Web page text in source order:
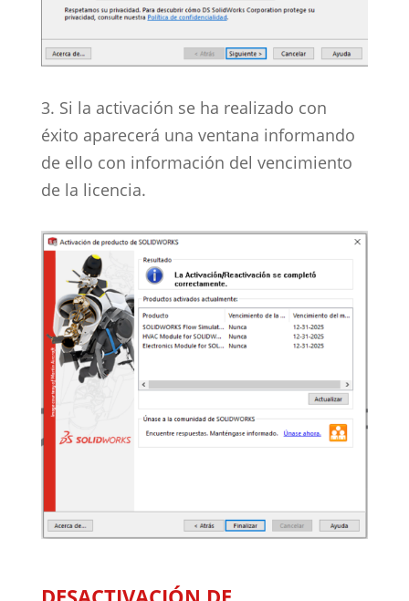
3. Si la activación se ha realizado con
éxito aparecerá una ventana informando
de ello con información del vencimiento
de la licencia.